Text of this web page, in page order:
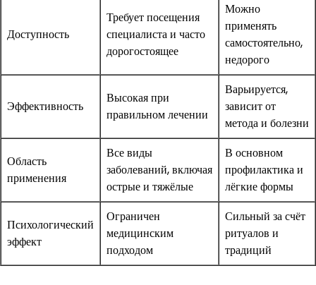
Доступность
Требует посещения
специалиста и часто
дорогостоящее
Можно
применять
самостоятельно,
недорого
Эффективность
Высокая при
правильном лечении
Варьируется,
зависит от
метода и болезни
Область
применения
Все виды
заболеваний, включая
острые и тяжёлые
В основном
профилактика и
лёгкие формы
Психологический
эффект
Ограничен
медицинским
подходом
Сильный за счёт
ритуалов и
традиций